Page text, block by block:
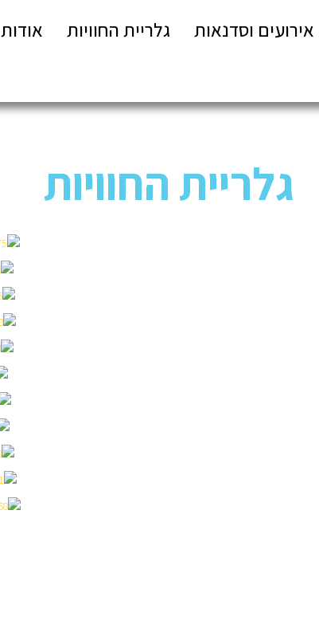
אירועים וסדנאות גלריית החוויות
אודות
גלריית החוויות